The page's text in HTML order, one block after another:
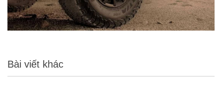
Bài viết khác